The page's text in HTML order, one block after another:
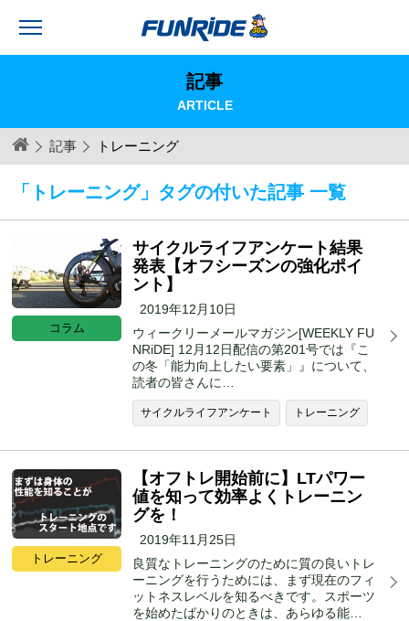
記事
ARTICLE
記事 トレーニング
「トレーニング」タグの付いた記事 一覧
コラム
サイクルライフアンケート結果
発表【オフシーズンの強化ポイ
ント】
2019年12月10日
ウィークリーメールマガジン[WEEKLY FU
NRiDE] 12月12日配信の第201号では『こ
の冬「能力向上したい要素」』について、
読者の皆さんに…
サイクルライフアンケート トレーニング
トレーニング
【オフトレ開始前に】LTパワー
値を知って効率よくトレーニン
グを！
2019年11月25日
良質なトレーニングのために質の良いトレ
ーニングを行うためには、まず現在のフィ
ットネスレベルを知るべきです。スポーツ
を始めたばかりのときは、あらゆる能…